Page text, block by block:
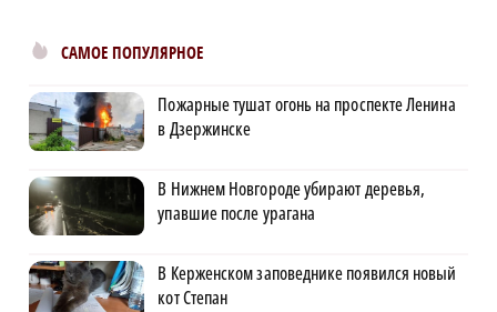
САМОЕ ПОПУЛЯРНОЕ
Пожарные тушат огонь на проспекте Ленина
в Дзержинске
В Нижнем Новгороде убирают деревья,
упавшие после урагана
В Керженском заповеднике появился новый
кот Степан